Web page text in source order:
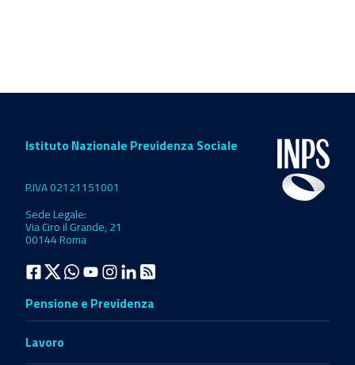
Istituto Nazionale Previdenza Sociale
P.IVA 02121151001
Sede Legale:
Via Ciro il Grande, 21
00144 Roma
Pensione e Previdenza
Lavoro